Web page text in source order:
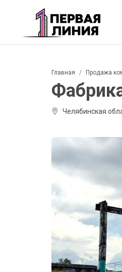
Главная Продажа
Челябинская